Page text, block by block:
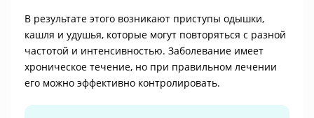
В результате этого возникают приступы одышки,
кашля и удушья, которые могут повторяться с разной
частотой и интенсивностью. Заболевание имеет
хроническое течение, но при правильном лечении
его можно эффективно контролировать.